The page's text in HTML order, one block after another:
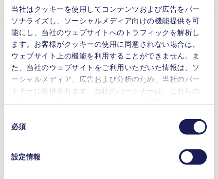
当社はクッキーを使用してコンテンツおよび広告をパー
ソナライズし、ソーシャルメディア向けの機能提供を可
能にし、当社のウェブサイトへのトラフィックを解析し
ます。お客様がクッキーの使用に同意されない場合は、
ウェブサイト上の機能を利用することができません。ま
た、当社のウェブサイトをご利用いただいた情報は、ソ
ーシャルメディア、広告および分析のため、当社のパー
トナーに提供されます。当社のパートナーは、これらの
データと組み合わせる場合があります。お客様の同意登
録は、ウェブサイトの末尾に記載されている「Cookies」
をクリックし、チェックマークを外していただけば、い
つでも取り消すことができます。
必須
設定情報
Smart Slabは、スイス連邦工科大学チューリッヒ校デジタル
建設技術学科の准教授であるベンジャミン・ディレンブルガ
ー（Benjamin Dillenburger）の指導の下開発されました。こ
れは、DFAB House（デジタルファブリケーション・ハウ
ス）住宅ユニットの中核を成す要素の1つで、2018年夏から
スイス・デューベンドルフのスイス連邦材料試験研究所
（Empa）とスイス連邦水科学技術研究所（Eawag）の研究
棟であるNESTに設置されています。地下室と上の2階建て
木造構造をつなぐのは、コンクリートのセグメント11個から
成るスラブ天井で、その面積は80平米、重さは15メートルト
ンです。
コンクリートはできる限り少なく